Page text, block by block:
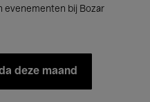
evenementen bij Bozar
deze maand